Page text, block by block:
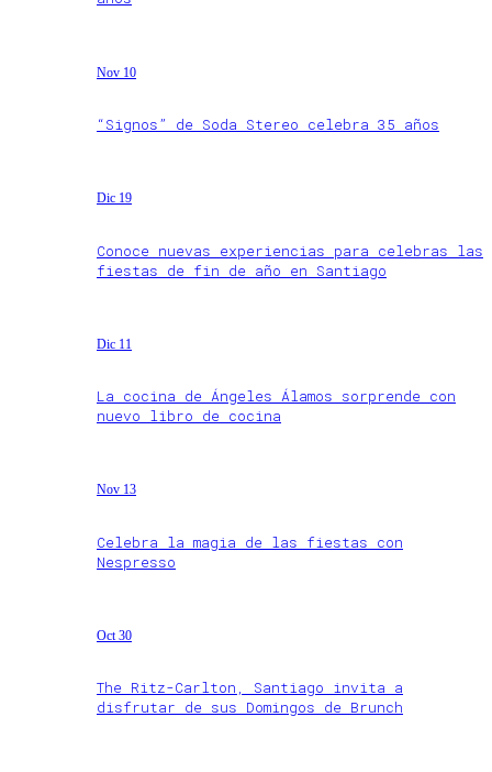
Nov 10
“Signos” de Soda Stereo celebra 35 años
Dic 19
Conoce nuevas experiencias para celebras las
fiestas de fin de año en Santiago
Dic 11
La cocina de Ángeles Álamos sorprende con
nuevo libro de cocina
Nov 13
Celebra la magia de las fiestas con
Nespresso
Oct 30
The Ritz-Carlton, Santiago invita a
disfrutar de sus Domingos de Brunch